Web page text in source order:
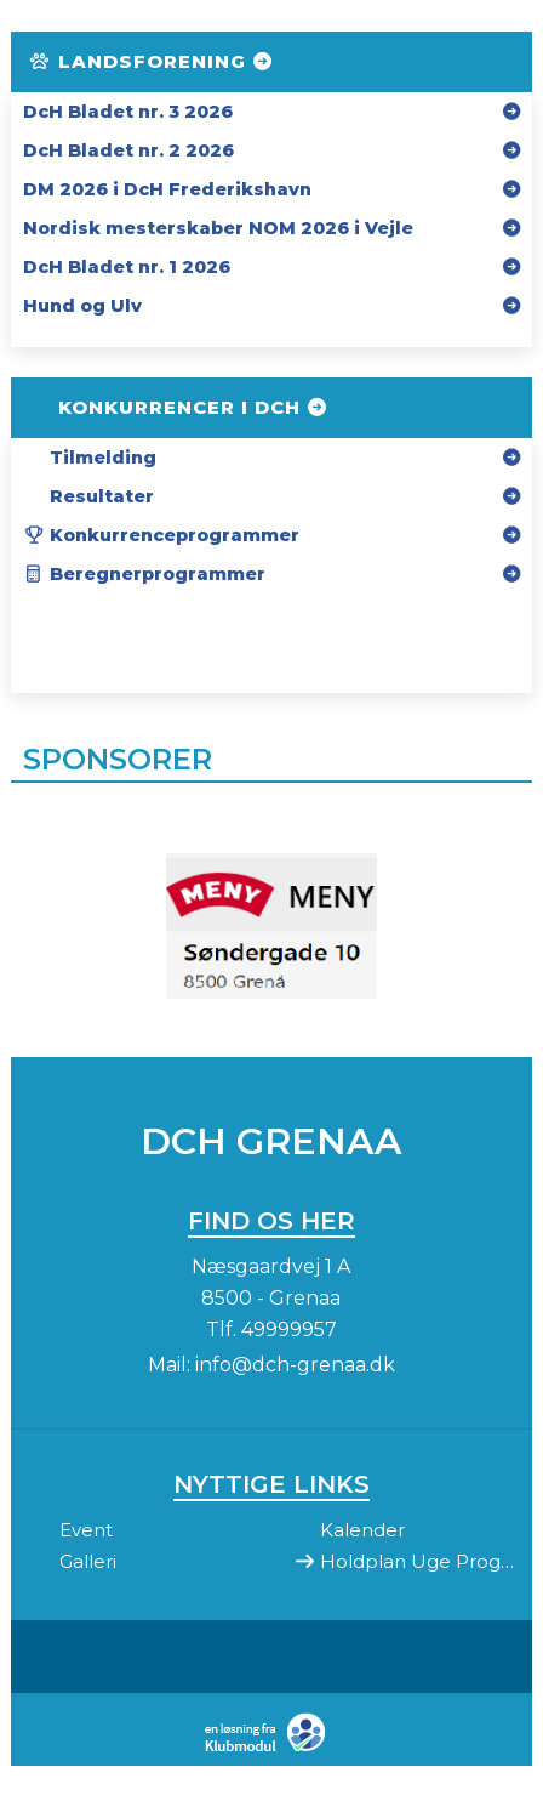
LANDSFORENING
DcH Bladet nr. 3 2026
DcH Bladet nr. 2 2026
DM 2026 i DcH Frederikshavn
Nordisk mesterskaber NOM 2026 i Vejle
DcH Bladet nr. 1 2026
Hund og Ulv
KONKURRENCER I DCH
Tilmelding
Resultater
Konkurrenceprogrammer
Beregnerprogrammer
SPONSORER
DCH GRENAA
FIND OS HER
Næsgaardvej 1 A
8500 - Grenaa
Tlf. 49999957
Mail: info@dch-grenaa.dk
NYTTIGE LINKS
Event
Kalender
Galleri
Holdplan Uge Program